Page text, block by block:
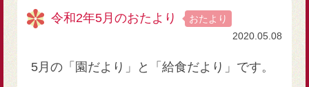
令和2年5月のおたより
おたより
2020.05.08
5月の「園だより」と「給食だより」です。